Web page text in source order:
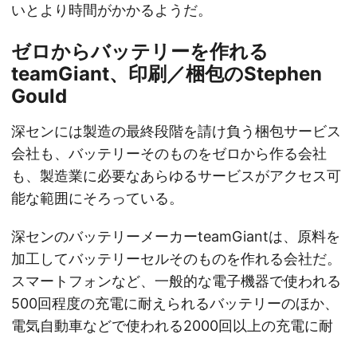
いとより時間がかかるようだ。
ゼロからバッテリーを作れる
teamGiant、印刷／梱包のStephen
Gould
深センには製造の最終段階を請け負う梱包サービス
会社も、バッテリーそのものをゼロから作る会社
も、製造業に必要なあらゆるサービスがアクセス可
能な範囲にそろっている。
深センのバッテリーメーカーteamGiantは、原料を
加工してバッテリーセルそのものを作れる会社だ。
スマートフォンなど、一般的な電子機器で使われる
500回程度の充電に耐えられるバッテリーのほか、
電気自動車などで使われる2000回以上の充電に耐